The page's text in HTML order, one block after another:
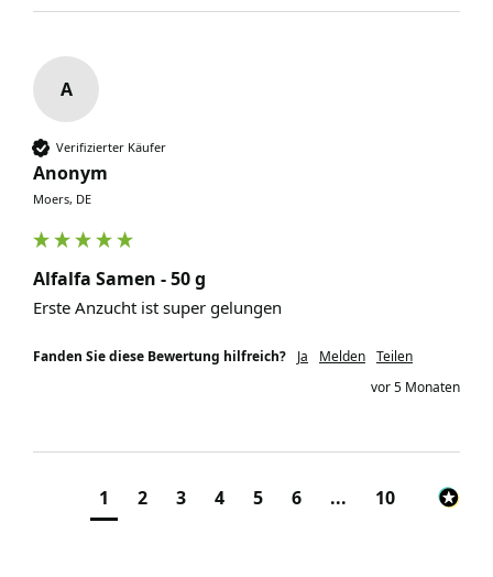
A
Verifizierter Käufer
Anonym
Moers, DE
Alfalfa Samen - 50 g
Erste Anzucht ist super gelungen
Fanden Sie diese Bewertung hilfreich? Ja Melden Teilen
vor 5 Monaten
1 2 3 4 5 6 ... 10